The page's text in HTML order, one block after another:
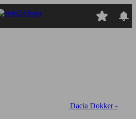
Dacia Dokker -